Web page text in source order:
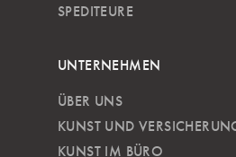
SPEDITEURE
UNTERNEHMEN
ÜBER UNS
KUNST UND
KUNST IM BÜRO